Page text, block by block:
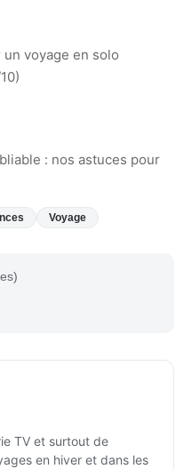
voyage en solo
: nos astuces pour
Voyage
TV et surtout de
en hiver et dans les